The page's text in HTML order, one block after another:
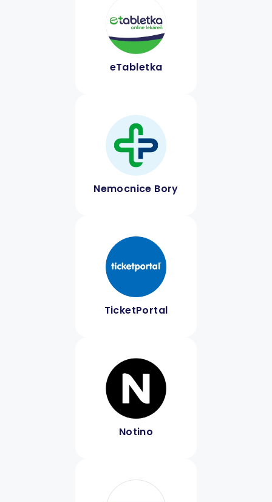
eTabletka
Nemocnice Bory
TicketPortal
Notino